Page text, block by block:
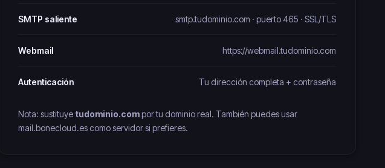
SMTP saliente smtp.tudominio.com · puerto 465 · SSL/TLS
Webmail https://webmail.tudominio.com
Autenticación Tu dirección completa + contraseña
Nota: sustituye tudominio.compor tu dominio real. También puedes usar
mail.bonecloud.es como servidor si prefieres.